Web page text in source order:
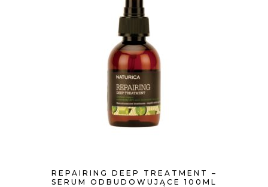
REPAIRING DEEP TREATMENT –
SERUM ODBUDOWUJĄCE 100ML